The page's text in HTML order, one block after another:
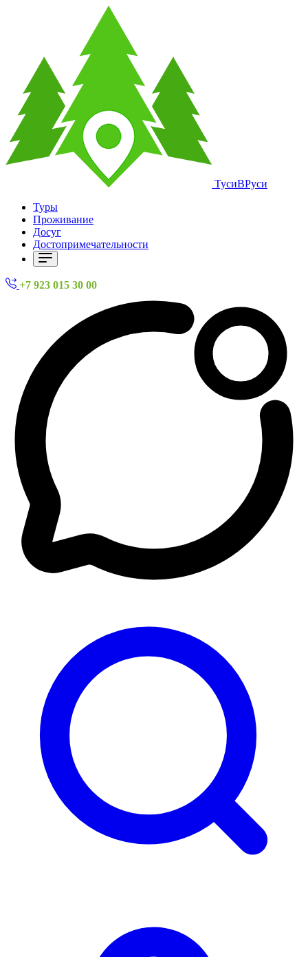
ТусиВРуси
Туры
Проживание
Досуг
Достопримечательности
+7 923 015 30 00